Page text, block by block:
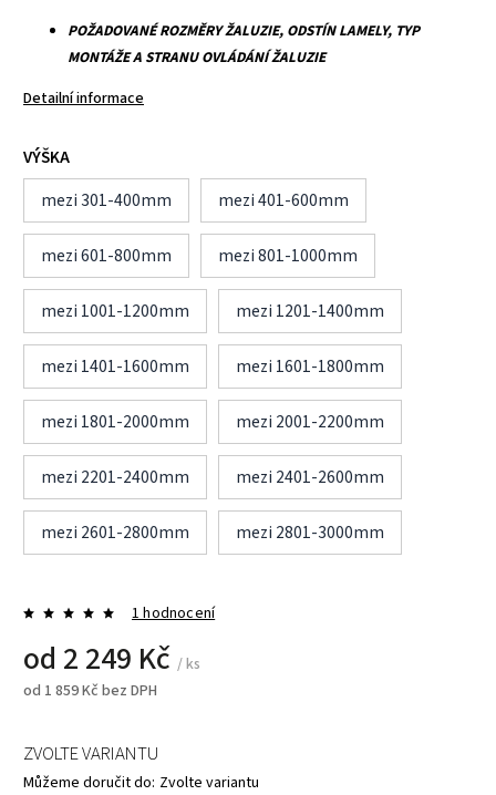
POŽADOVANÉ ROZMĚRY ŽALUZIE, ODSTÍN LAMELY, TYP
MONTÁŽE A STRANU OVLÁDÁNÍ ŽALUZIE
Detailní informace
VÝŠKA
mezi 301-400mm
mezi 401-600mm
mezi 601-800mm mezi 801-1000mm
mezi 1001-1200mm mezi 1201-1400mm
mezi 1401-1600mm mezi 1601-1800mm
mezi 1801-2000mm mezi 2001-2200mm
mezi 2201-2400mm mezi 2401-2600mm
mezi 2601-2800mm mezi 2801-3000mm
1 hodnocení
od 2 249 Kč / ks
od 1 859 Kč bez DPH
ZVOLTE VARIANTU
Můžeme doručit do: Zvolte variantu